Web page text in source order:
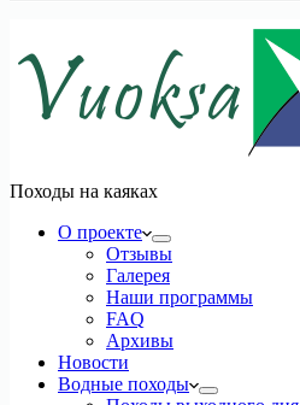
Походы на каяках
О проекте
Отзывы
Галерея
Наши программы
FAQ
Архивы
Новости
Водные походы